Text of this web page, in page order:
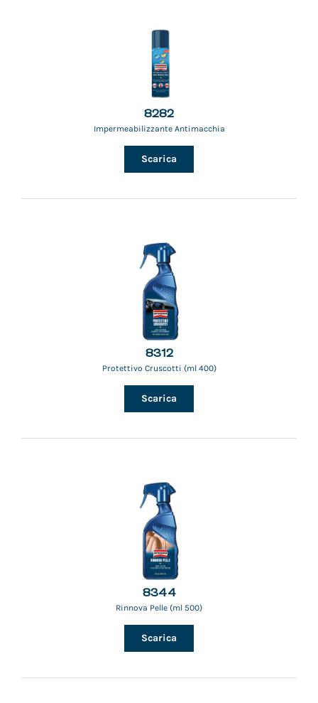
8282
Impermeabilizzante Antimacchia
Scarica
8312
Protettivo Cruscotti (ml 400)
Scarica
8344
Rinnova Pelle (ml 500)
Scarica